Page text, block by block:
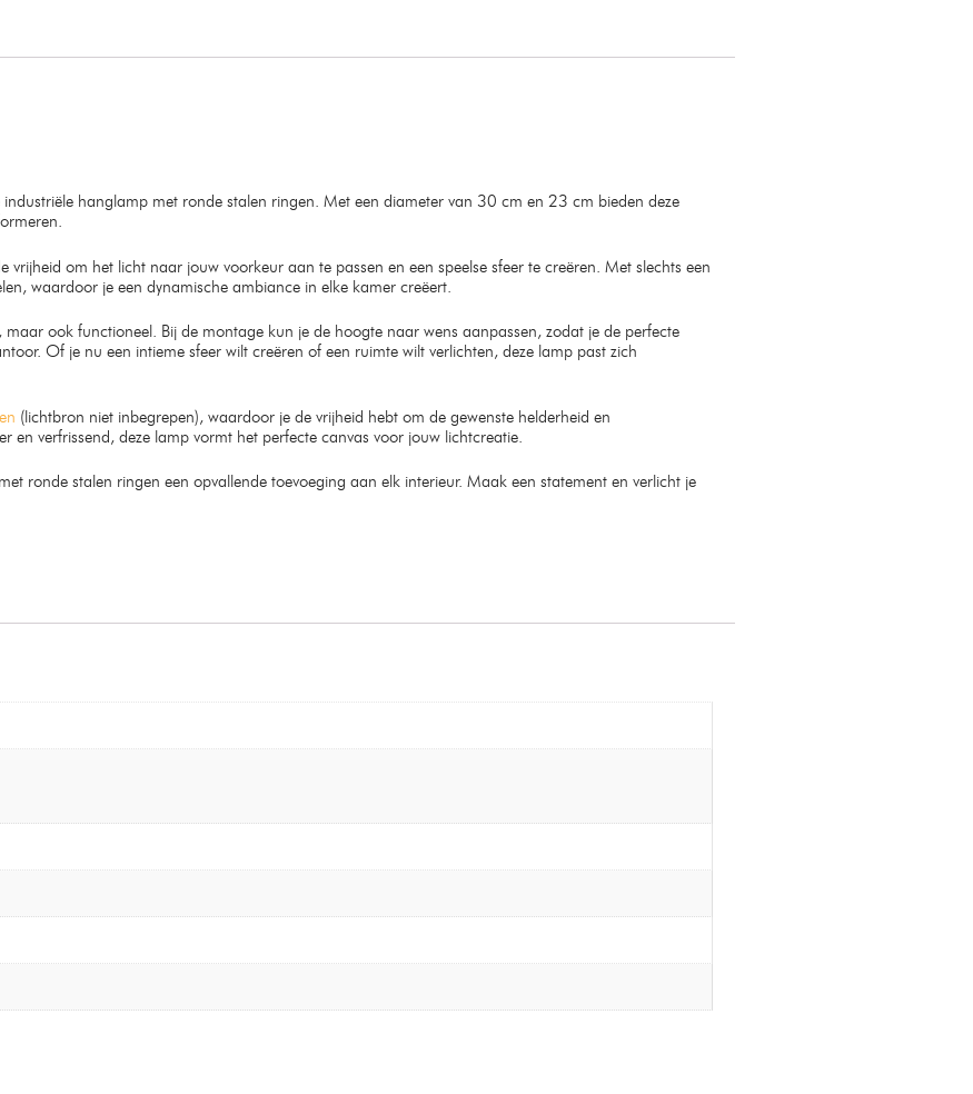
hanglamp met ronde stalen ringen. Met een diameter van 30 cm en 23 cm bieden deze
om het licht naar jouw voorkeur aan te passen en een speelse sfeer te creëren. Met slechts een
waardoor je een dynamische ambiance in elke kamer creëert.
ook functioneel. Bij de montage kun je de hoogte naar wens aanpassen, zodat je de perfecte
Of je nu een intieme sfeer wilt creëren of een ruimte wilt verlichten, deze lamp past zich
(lichtbron niet inbegrepen), waardoor je de vrijheid hebt om de gewenste helderheid en
verfrissend, deze lamp vormt het perfecte canvas voor jouw lichtcreatie.
ronde stalen ringen een opvallende toevoeging aan elk interieur. Maak een statement en verlicht je